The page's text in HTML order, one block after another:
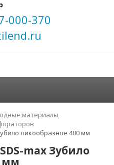
000-370
материалы
пикообразное 400 мм
max Зубило
мм